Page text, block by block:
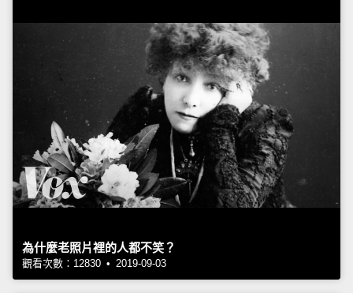
為什麼老照片裡的人都不笑？
觀看次數：12830 • 2019-09-03